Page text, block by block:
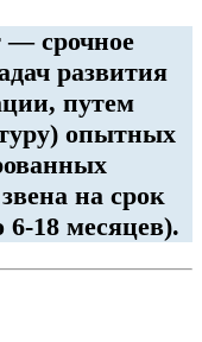
срочное
развития
путем
опытных
на срок
18 месяцев).